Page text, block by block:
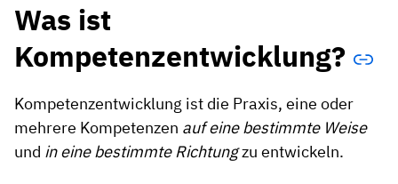
Was ist
Kompetenzentwicklung?
Kompetenzentwicklung ist die Praxis, eine oder
mehrere Kompetenzen auf eine bestimmte Weise
und in eine bestimmte Richtungzu entwickeln.